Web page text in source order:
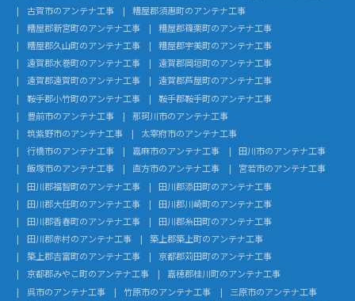
古賀市のアンテナ工事
糟屋郡須惠町のアンテナ工事
糟屋郡新宮町のアンテナ工事
糟屋郡篠栗町のアンテナ工事
糟屋郡久山町のアンテナ工事
糟屋郡宇美町のアンテナ工事
遠賀郡水巻町のアンテナ工事
遠賀郡岡垣町のアンテナ工事
遠賀郡遠賀町のアンテナ工事
遠賀郡芦屋町のアンテナ工事
鞍手郡小竹町のアンテナ工事
鞍手郡鞍手町のアンテナ工事
豊前市のアンテナ工事
那珂川市のアンテナ工事
筑紫野市のアンテナ工事
太宰府市のアンテナ工事
行橋市のアンテナ工事
嘉麻市のアンテナ工事
田川市のアンテナ工事
飯塚市のアンテナ工事
直方市のアンテナ工事
宮若市のアンテナ工事
田川郡福智町のアンテナ工事
田川郡添田町のアンテナ工事
田川郡大任町のアンテナ工事
田川郡川崎町のアンテナ工事
田川郡香春町のアンテナ工事
田川郡糸田町のアンテナ工事
田川郡赤村のアンテナ工事
築上郡築上町のアンテナ工事
築上郡吉富町のアンテナ工事
京都郡苅田町のアンテナ工事
京都郡みやこ町のアンテナ工事
嘉穂郡桂川町のアンテナ工事
呉市のアンテナ工事
竹原市のアンテナ工事
三原市のアンテナ工事